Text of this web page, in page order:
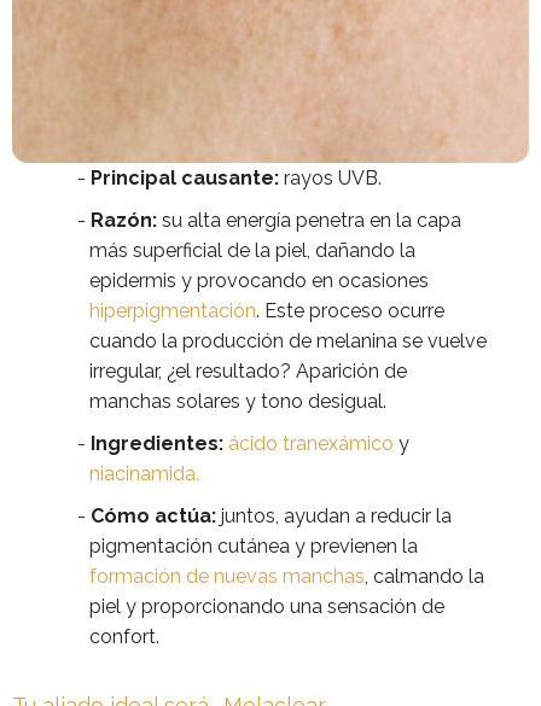
Principal causante: rayos UVB.
Razón: su alta energía penetra en la capa
más superficial de la piel, dañando la
epidermis y provocando en ocasiones
hiperpigmentación. Este proceso ocurre
cuando la producción de melanina se vuelve
irregular, ¿el resultado? Aparición de
manchas solares y tono desigual.
Ingredientes: ácido tranexámico y
niacinamida.
Cómo actúa: juntos, ayudan a reducir la
pigmentación cutánea y previenen la
formación de nuevas manchas, calmando la
piel y proporcionando una sensación de
confort.